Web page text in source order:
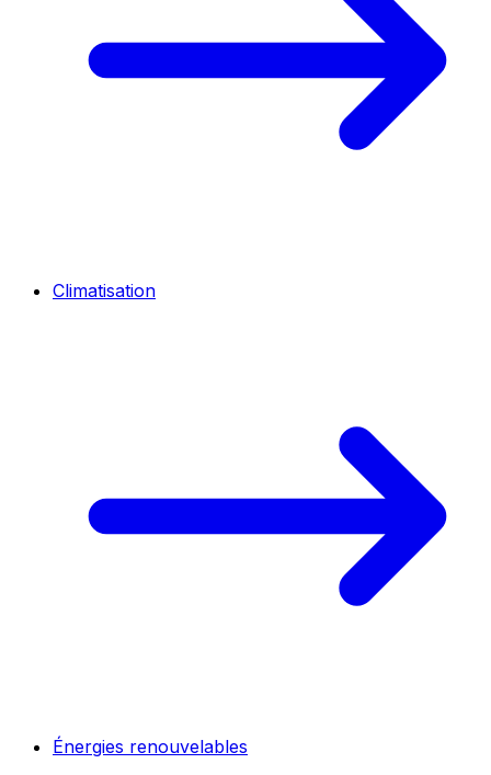
Climatisation
Énergies renouvelables